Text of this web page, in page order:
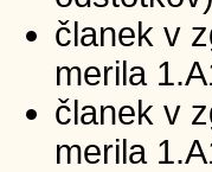
članek v
merila
članek v
merila